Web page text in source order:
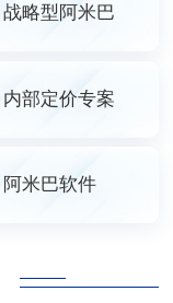
战略型阿米巴
内部定价专案
阿米巴软件